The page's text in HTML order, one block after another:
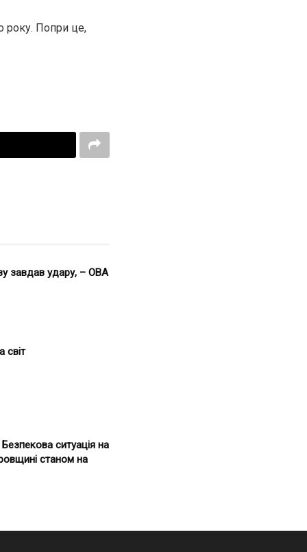
року. Попри це,
завдав удару, – ОВА
світ
ситуація на
станом на